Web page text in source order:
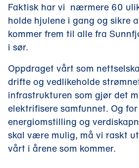
Faktisk har vi nærmere 60
holde hjulene i gang og sikre
kommer frem til alle fra
i sør.
Oppdraget vårt som
drifte og vedlikeholde
infrastrukturen som gjør det
elektrifisere samfunnet. Og
energiomstilling og
skal være mulig, må vi raskt
vårt i årene som kommer.